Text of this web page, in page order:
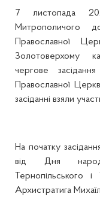
7 листопада
Митрополичого
Православної
Золотоверхому
чергове
Православної
засіданні взяли
На початку
від Дня
Тернопільського
Архистратига